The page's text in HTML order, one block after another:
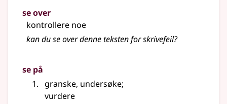
se over
kontrollere noe
kan du se over denne teksten for skrivefeil?
se på
granske, undersøke;
vurdere